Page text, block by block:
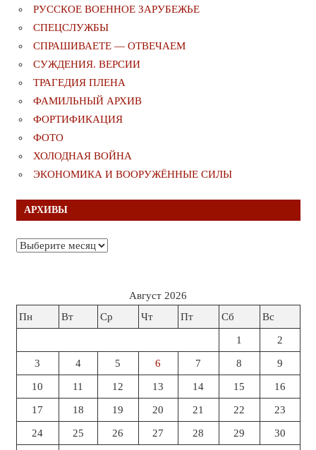
РУССКОЕ ВОЕННОЕ ЗАРУБЕЖЬЕ
СПЕЦСЛУЖБЫ
СПРАШИВАЕТЕ — ОТВЕЧАЕМ
СУЖДЕНИЯ. ВЕРСИИ
ТРАГЕДИЯ ПЛЕНА
ФАМИЛЬНЫЙ АРХИВ
ФОРТИФИКАЦИЯ
ФОТО
ХОЛОДНАЯ ВОЙНА
ЭКОНОМИКА И ВООРУЖЁННЫЕ СИЛЫ
АРХИВЫ
Архивы
Август 2026
Пн
Вт Ср Чт Пт Сб Вс
1 2
3 4 5 6 7 8 9
10 11 12 13 14 15 16
17 18 19 20 21 22 23
24 25 26 27 28 29 30